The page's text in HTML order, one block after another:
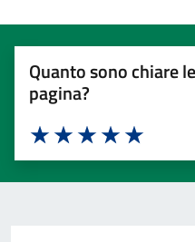
Quanto sono chiare
pagina?
Valuta 5
Valuta 4 stelle
Valuta 3 stelle su 5
Valuta 2 stelle su 5
Valuta 1 stelle su 5